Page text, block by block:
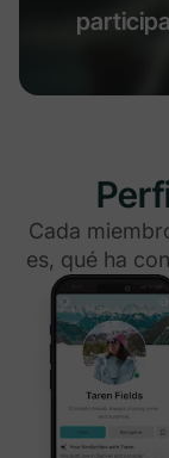
Cada
es, qué ha